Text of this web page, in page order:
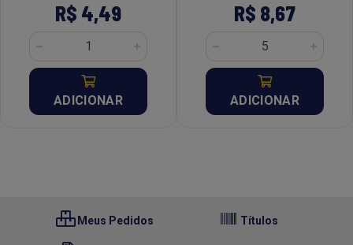
R$ 4,49
ADICIONAR
R$ 8,67
ADICIONAR
Meus Pedidos Títulos